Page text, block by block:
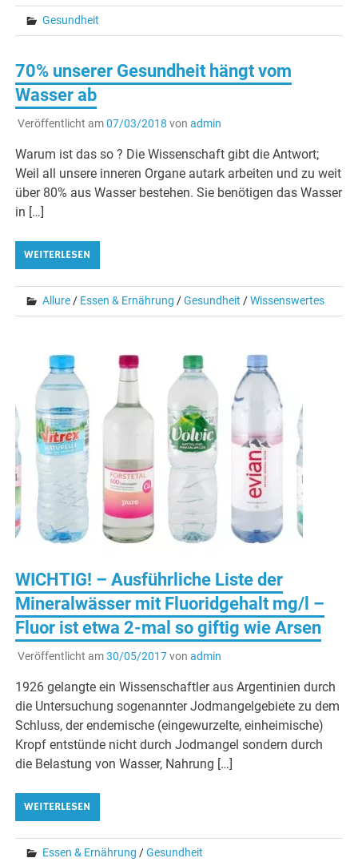
Gesundheit
70% unserer Gesundheit hängt vom
Wasser ab
Veröffentlicht am07/03/2018 von admin
Warum ist das so ? Die Wissenschaft gibt die Antwort;
Weil all unsere inneren Organe autark arbeiten und zu weit
über 80% aus Wasser bestehen. Sie benötigen das Wasser
in […]
WEITERLESEN
Allure / Essen & Ernährung /Gesundheit /Wissenswertes
WICHTIG! – Ausführliche Liste der
Mineralwässer mit Fluoridgehalt mg/l –
Fluor ist etwa 2-mal so giftig wie Arsen
Veröffentlicht am30/05/2017von admin
1926 gelangte ein Wissenschaftler aus Argentinien durch
die Untersuchung sogenannter Jodmangelgebiete zu dem
Schluss, der endemische (eingewurzelte, einheimische)
Kropf entstünde nicht durch Jodmangel sondern durch
die Belastung von Wasser, Nahrung […]
WEITERLESEN
Essen & Ernährung /Gesundheit